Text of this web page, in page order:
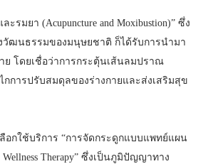
รมยา (Acupuncture and Moxibustion)” ซึ่ง
ฒนธรรมของมนุษยชาติ ก็ได้รับการนำมา
ย โดยเชื่อว่าการกระตุ้นเส้นลมปราณ
การปรับสมดุลของร่างกายและส่งเสริมสุข
อกใช้บริการ “การจัดกระดูกแบบแพทย์แผน
Wellness Therapy” ซึ่งเป็นภูมิปัญญาทาง